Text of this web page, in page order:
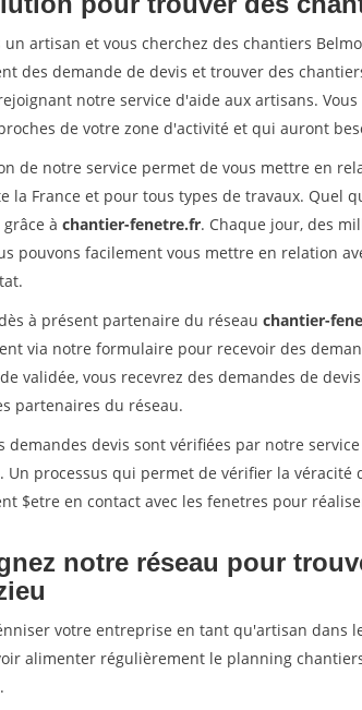
un artisan et vous cherchez des chantiers
des demande de devis et trouver des
notre service d'aide aux artisans.
de votre zone d'activité et qui auront
de notre service permet de vous mettre en
la France et pour tous types de travaux. Quel
à chantier-fenetre.fr. Chaque jour, des
pouvons facilement vous mettre en relation
à présent partenaire du réseau chantier-
via notre formulaire pour recevoir des
validée, vous recevrez des demandes de
partenaires du réseau.
demandes devis sont vérifiées par notre
Un processus qui permet de vérifier la véracité
$etre en contact avec les fenetres pour
notre réseau pour
votre entreprise en tant qu'artisan dans
alimenter régulièrement le planning